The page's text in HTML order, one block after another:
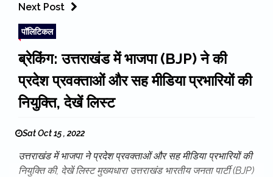
Next Post
पॉलिटिकल
ब्रेकिंग: उत्तराखंड में भाजपा (BJP) ने की
प्रदेश प्रवक्ताओं और सह मीडिया प्रभारियों की
नियुक्ति, देखें लिस्ट
Sat Oct 15 , 2022
उत्तराखंड में भाजपा ने प्रदेश प्रवक्ताओं और सह मीडिया प्रभारियों की
नियुक्ति की, देखें लिस्ट मुख्यधारा उत्तराखंड भारतीय जनता पार्टी (BJP)